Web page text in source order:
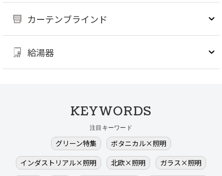
カーテンブラインド
給湯器
KEYWORDS
注目キーワード
グリーン特集
ボタニカル×照明
インダストリアル×照明
北欧×照明
ガラス×照明